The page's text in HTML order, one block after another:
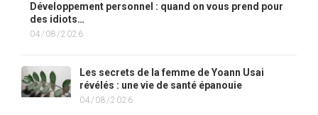
Développement personnel : quand on vous prend pour
des idiots…
04/08/2026
Les secrets de la femme de Yoann Usai
révélés : une vie de santé épanouie
04/08/2026